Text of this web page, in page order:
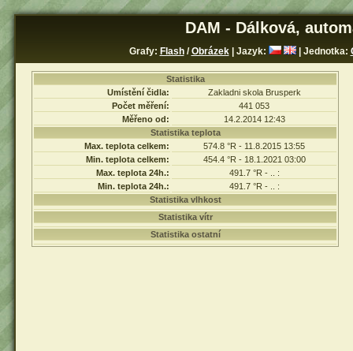
DAM - Dálková,
Grafy: Flash/Obrázek| Jazyk: | Jednotka:
Statistika
Umístění čidla:
Zakladni skola Brusperk
Počet měření:
441 053
Měřeno od:
14.2.2014 12:43
Statistika teplota
Max. teplota celkem:
574.8 °R - 11.8.2015 13:55
Min. teplota celkem:
454.4 °R - 18.1.2021 03:00
Max. teplota 24h.:
491.7 °R - .. :
Min. teplota 24h.:
491.7 °R - .. :
Statistika vlhkost
Statistika vítr
Statistika ostatní